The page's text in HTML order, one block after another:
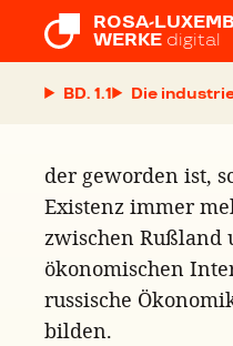
ROSA-
WERKE digital
BD. 1.1 Die
der geworden ist,
Existenz immer
zwischen Rußland
ökonomischen
russische
bilden.